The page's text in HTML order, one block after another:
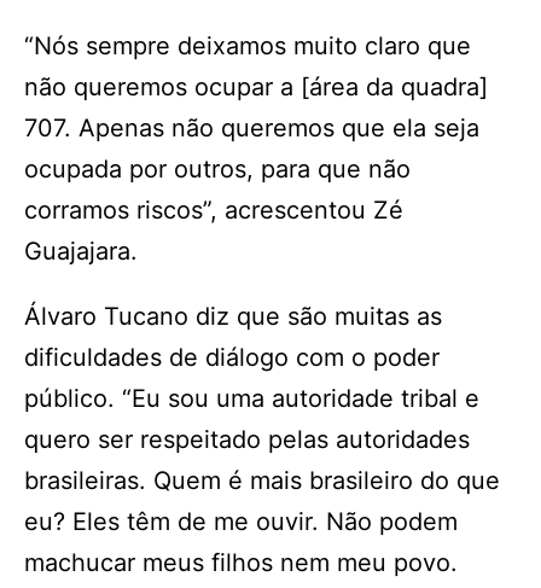
“Nós sempre deixamos muito claro que
não queremos ocupar a [área da quadra]
707. Apenas não queremos que ela seja
ocupada por outros, para que não
corramos riscos”, acrescentou Zé
Guajajara.
Álvaro Tucano diz que são muitas as
dificuldades de diálogo com o poder
público. “Eu sou uma autoridade tribal e
quero ser respeitado pelas autoridades
brasileiras. Quem é mais brasileiro do que
eu? Eles têm de me ouvir. Não podem
machucar meus filhos nem meu povo.